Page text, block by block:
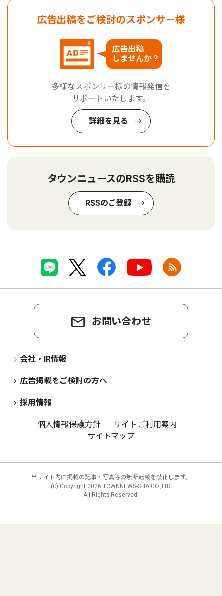
広告出稿をご検討のスポンサー様
広告出稿
しませんか？
多様なスポンサー様の情報発信を
サポートいたします。
詳細を見る
タウンニュースのRSSを購読
RSSのご登録
お問い合わせ
会社・IR情報
広告掲載をご検討の方へ
採用情報
個人情報保護方針
サイトご利用案内
サイトマップ
当サイト内に掲載の記事・写真等の無断転載を禁止します。
(C) Copyright 2026 TOWNNEWS-SHA CO.,LTD.
All Rights Reserved.